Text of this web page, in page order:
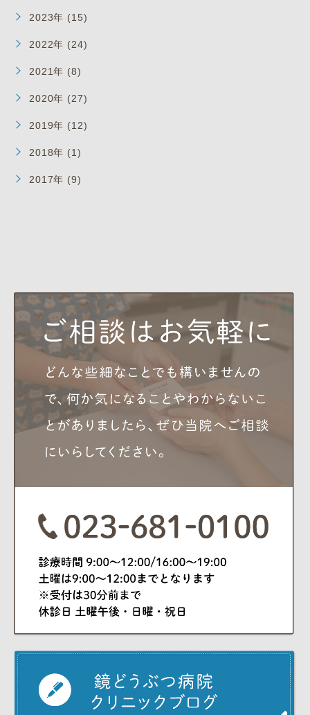
2023年 (15)
2022年 (24)
2021年 (8)
2020年 (27)
2019年 (12)
2018年 (1)
2017年 (9)